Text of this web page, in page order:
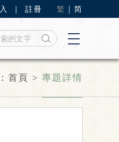
註冊 繁 简
首頁>專題詳情